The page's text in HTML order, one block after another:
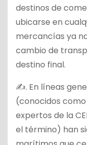
destinos de
ubicarse en
mercancías ya
cambio de
destino final.
✍. En líneas
(conocidos
expertos de la
el término) han